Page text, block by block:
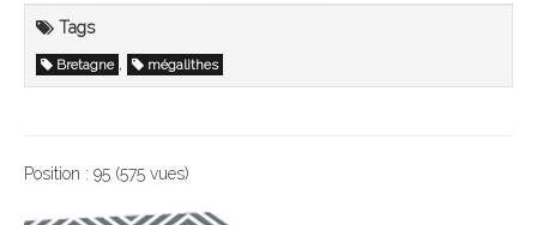
Tags
Bretagne , mégalithes
Position : 95 (575 vues)